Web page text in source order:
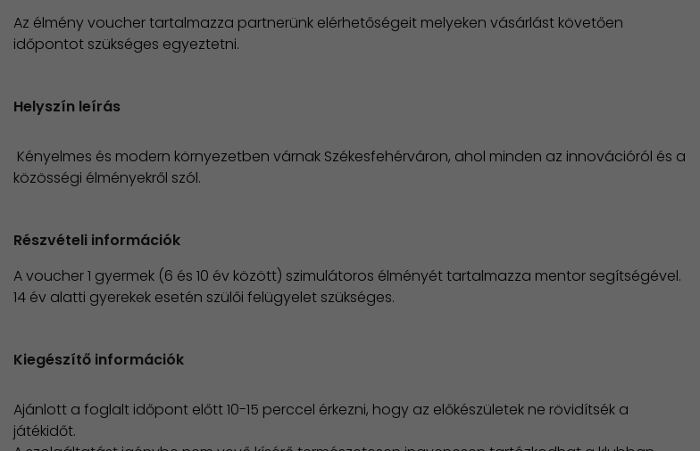
Az élmény voucher tartalmazza partnerünk elérhetőségeit melyeken vásárlást követően
időpontot szükséges egyeztetni.
Helyszín leírás
Kényelmes és modern környezetben várnak Székesfehérváron, ahol minden az innovációról és a
közösségi élményekről szól.
Részvételi információk
A voucher 1 gyermek (6 és 10 év között) szimulátoros élményét tartalmazza mentor segítségével.
​14 év alatti gyerekek esetén szülői felügyelet szükséges.
Kiegészítő információk
Ajánlott a foglalt időpont előtt 10-15 perccel érkezni, hogy az előkészületek ne rövidítsék a
játékidőt.